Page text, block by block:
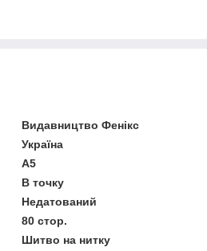
Видавництво Фенікс
Україна
A5
В точку
Недатований
80 стор.
Шитво на нитку